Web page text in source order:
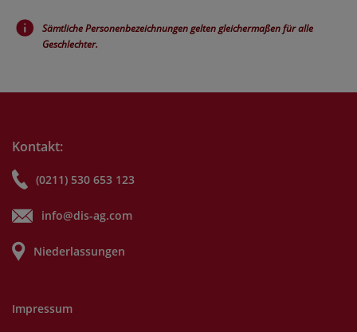
Sämtliche Personenbezeichnungen gelten gleichermaßen für alle
Geschlechter.
Kontakt:
(0211) 530 653 123
info@dis-ag.com
Niederlassungen
Impressum